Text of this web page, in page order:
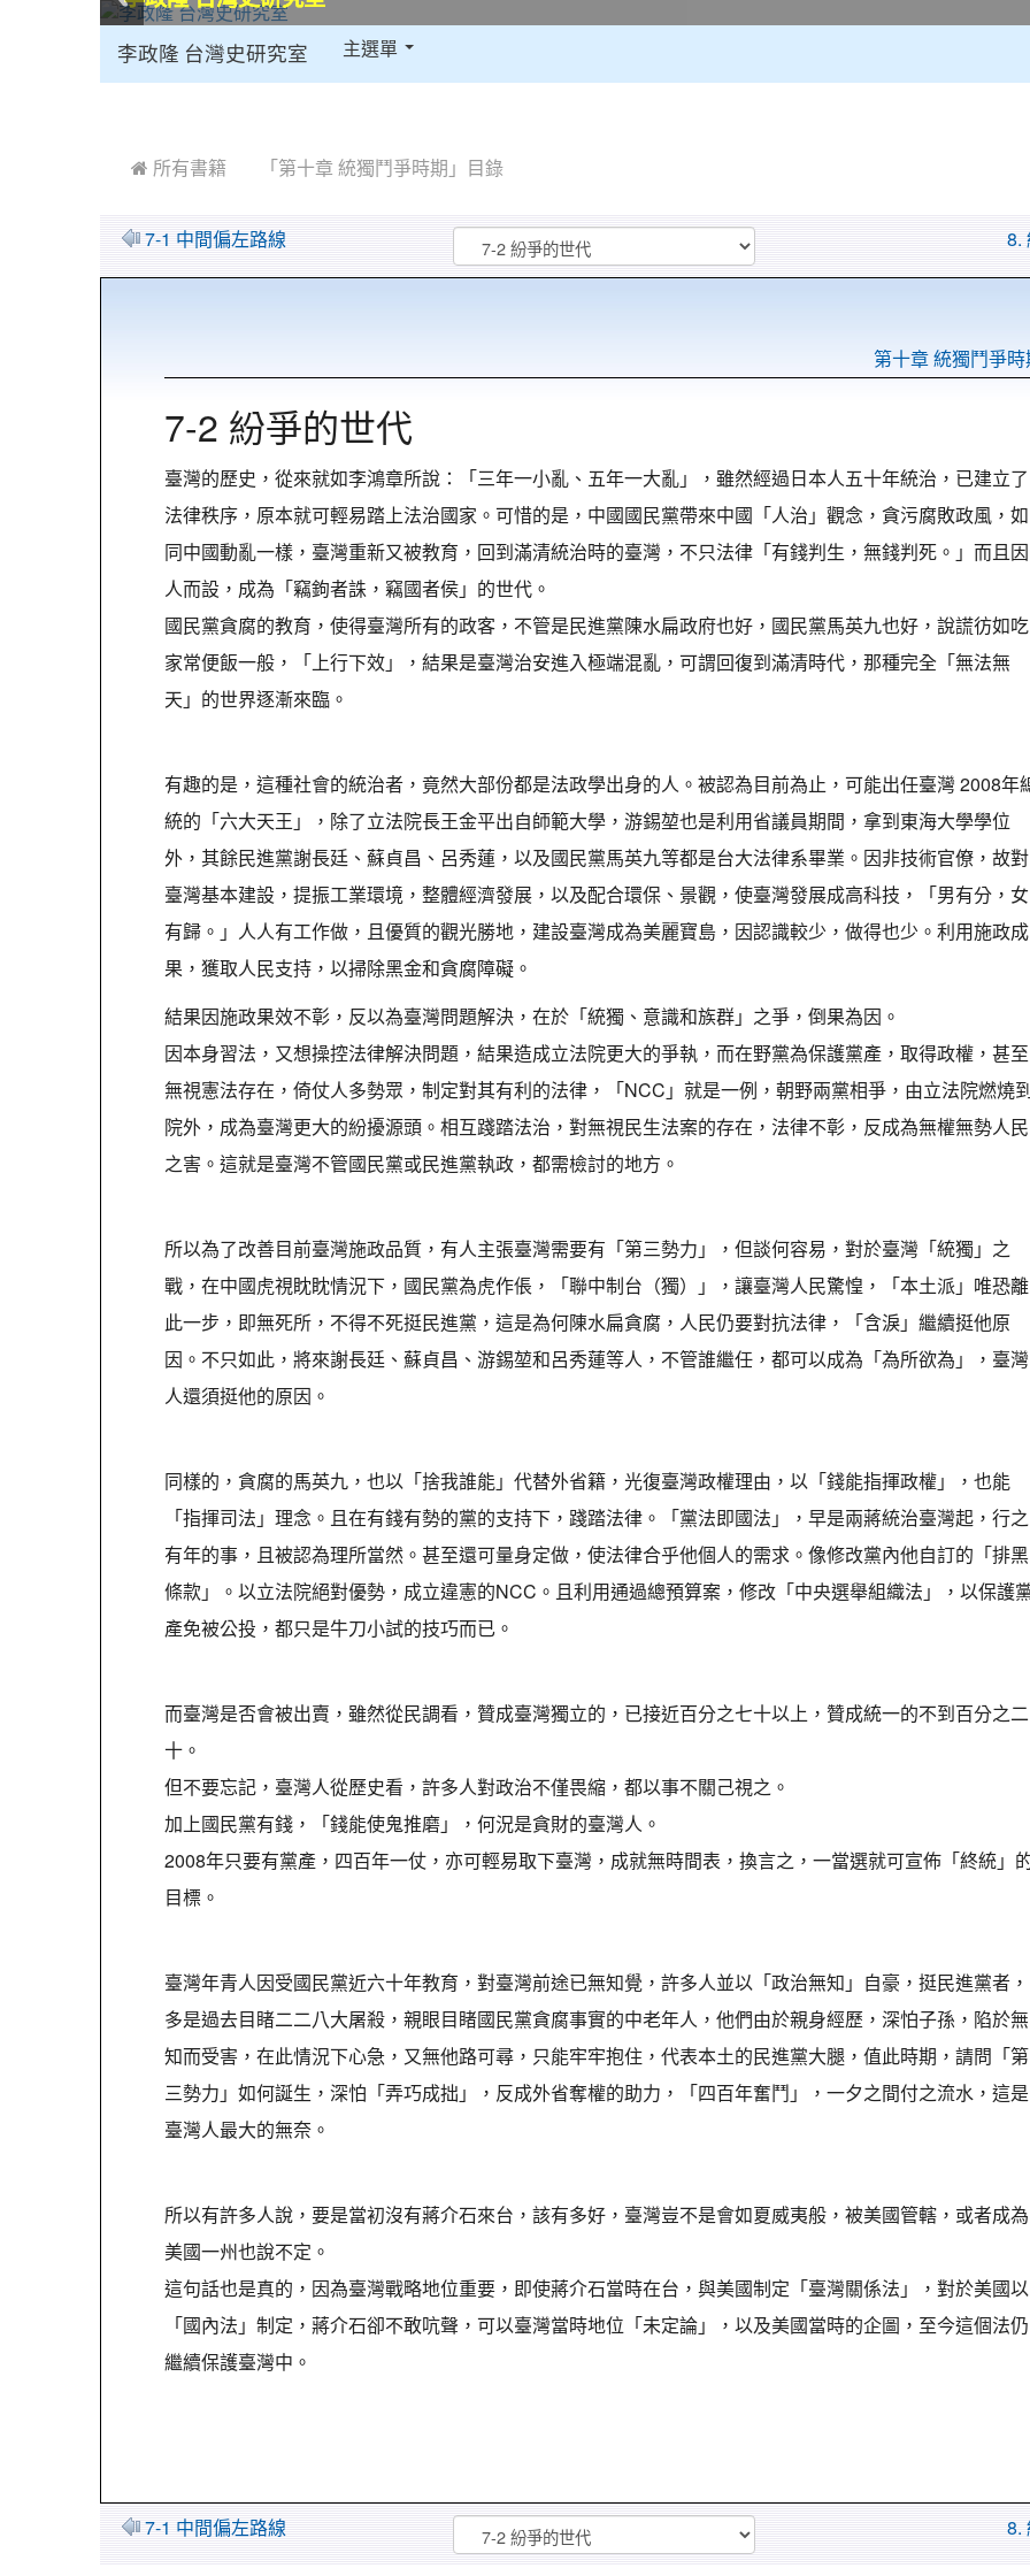
李政隆 台灣史研究室 主選單
 所有書籍 「第十章 統獨鬥爭時期」目錄
7-1 中間偏左路線 8.
第十章 統獨鬥爭時
7-2 紛爭的世代
臺灣的歷史，從來就如李鴻章所說：「三年一小亂、五年一大亂」，雖然經過日本人五十年統治，已建立了
法律秩序，原本就可輕易踏上法治國家。可惜的是，中國國民黨帶來中國「人治」觀念，貪污腐敗政風，如
同中國動亂一樣，臺灣重新又被教育，回到滿清統治時的臺灣，不只法律「有錢判生，無錢判死。」而且因
人而設，成為「竊鉤者誅，竊國者侯」的世代。
國民黨貪腐的教育，使得臺灣所有的政客，不管是民進黨陳水扁政府也好，國民黨馬英九也好，說謊彷如吃
家常便飯一般，「上行下效」，結果是臺灣治安進入極端混亂，可謂回復到滿清時代，那種完全「無法無
天」的世界逐漸來臨。
有趣的是，這種社會的統治者，竟然大部份都是法政學出身的人。被認為目前為止，可能出任臺灣 2008年
統的「六大天王」，除了立法院長王金平出自師範大學，游錫堃也是利用省議員期間，拿到東海大學學位
外，其餘民進黨謝長廷、蘇貞昌、呂秀蓮，以及國民黨馬英九等都是台大法律系畢業。因非技術官僚，故對
臺灣基本建設，提振工業環境，整體經濟發展，以及配合環保、景觀，使臺灣發展成高科技，「男有分，女
有歸。」人人有工作做，且優質的觀光勝地，建設臺灣成為美麗寶島，因認識較少，做得也少。利用施政成
果，獲取人民支持，以掃除黑金和貪腐障礙。
結果因施政果效不彰，反以為臺灣問題解決，在於「統獨、意識和族群」之爭，倒果為因。
因本身習法，又想操控法律解決問題，結果造成立法院更大的爭執，而在野黨為保護黨產，取得政權，甚至
無視憲法存在，倚仗人多勢眾，制定對其有利的法律，「NCC」就是一例，朝野兩黨相爭，由立法院燃燒
院外，成為臺灣更大的紛擾源頭。相互踐踏法治，對無視民生法案的存在，法律不彰，反成為無權無勢人民
之害。這就是臺灣不管國民黨或民進黨執政，都需檢討的地方。
所以為了改善目前臺灣施政品質，有人主張臺灣需要有「第三勢力」，但談何容易，對於臺灣「統獨」之
戰，在中國虎視眈眈情況下，國民黨為虎作倀，「聯中制台（獨）」，讓臺灣人民驚惶，「本土派」唯恐離
此一步，即無死所，不得不死挺民進黨，這是為何陳水扁貪腐，人民仍要對抗法律，「含淚」繼續挺他原
因。不只如此，將來謝長廷、蘇貞昌、游錫堃和呂秀蓮等人，不管誰繼任，都可以成為「為所欲為」，臺灣
人還須挺他的原因。
同樣的，貪腐的馬英九，也以「捨我誰能」代替外省籍，光復臺灣政權理由，以「錢能指揮政權」，也能
「指揮司法」理念。且在有錢有勢的黨的支持下，踐踏法律。「黨法即國法」，早是兩蔣統治臺灣起，行之
有年的事，且被認為理所當然。甚至還可量身定做，使法律合乎他個人的需求。像修改黨內他自訂的「排黑
條款」。以立法院絕對優勢，成立違憲的NCC。且利用通過總預算案，修改「中央選舉組織法」，以保護
產免被公投，都只是牛刀小試的技巧而已。
而臺灣是否會被出賣，雖然從民調看，贊成臺灣獨立的，已接近百分之七十以上，贊成統一的不到百分之二
十。
但不要忘記，臺灣人從歷史看，許多人對政治不僅畏縮，都以事不關己視之。
加上國民黨有錢，「錢能使鬼推磨」，何況是貪財的臺灣人。
2008年只要有黨產，四百年一仗，亦可輕易取下臺灣，成就無時間表，換言之，一當選就可宣佈「終統」
目標。
臺灣年青人因受國民黨近六十年教育，對臺灣前途已無知覺，許多人並以「政治無知」自豪，挺民進黨者，
多是過去目睹二二八大屠殺，親眼目睹國民黨貪腐事實的中老年人，他們由於親身經歷，深怕子孫，陷於無
知而受害，在此情況下心急，又無他路可尋，只能牢牢抱住，代表本土的民進黨大腿，值此時期，請問「第
三勢力」如何誕生，深怕「弄巧成拙」，反成外省奪權的助力，「四百年奮鬥」，一夕之間付之流水，這是
臺灣人最大的無奈。
所以有許多人說，要是當初沒有蔣介石來台，該有多好，臺灣豈不是會如夏威夷般，被美國管轄，或者成為
美國一州也說不定。
這句話也是真的，因為臺灣戰略地位重要，即使蔣介石當時在台，與美國制定「臺灣關係法」，對於美國以
「國內法」制定，蔣介石卻不敢吭聲，可以臺灣當時地位「未定論」，以及美國當時的企圖，至今這個法仍
繼續保護臺灣中。
7-1 中間偏左路線 8.